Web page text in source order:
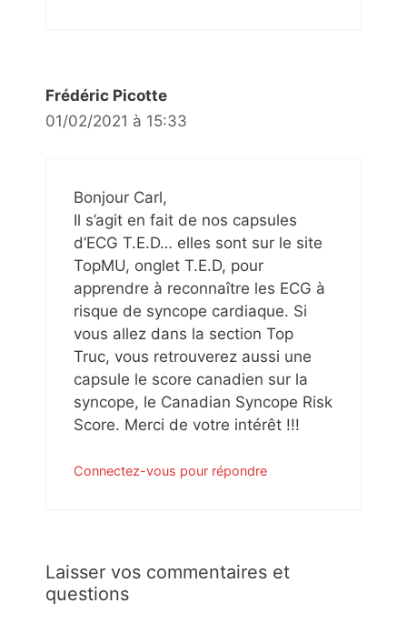
Frédéric Picotte
01/02/2021 à 15:33
Bonjour Carl,
Il s’agit en fait de nos capsules
d’ECG T.E.D… elles sont sur le site
TopMU, onglet T.E.D, pour
apprendre à reconnaître les ECG à
risque de syncope cardiaque. Si
vous allez dans la section Top
Truc, vous retrouverez aussi une
capsule le score canadien sur la
syncope, le Canadian Syncope Risk
Score. Merci de votre intérêt !!!
Connectez-vous pour répondre
Laisser vos commentaires et
questions